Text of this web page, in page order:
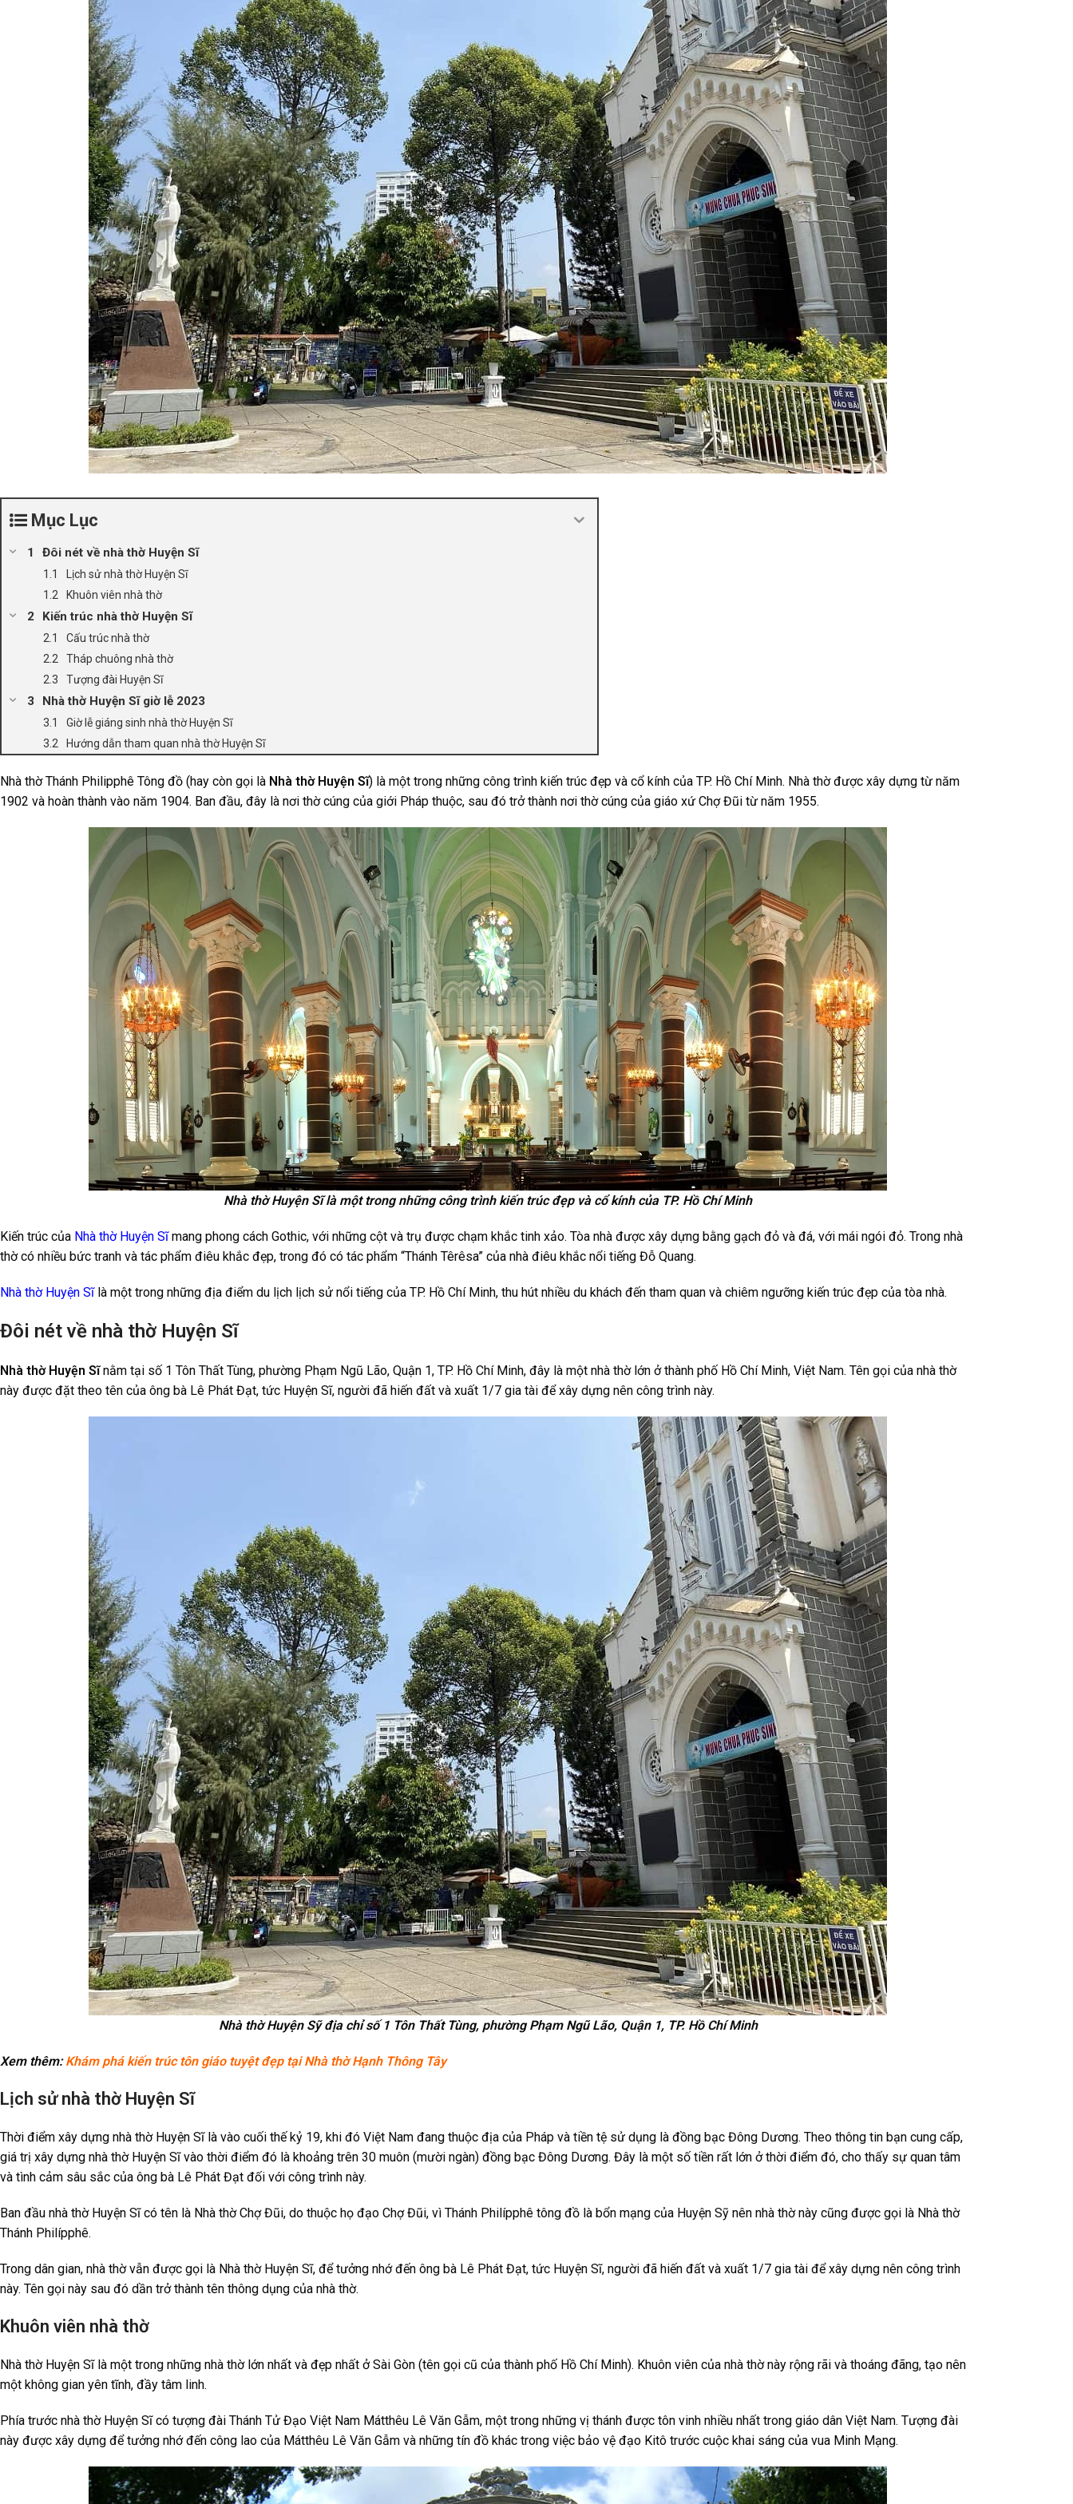
Mục Lục
Đôi nét về nhà thờ Huyện Sĩ
Lịch sử nhà thờ Huyện Sĩ
Khuôn viên nhà thờ
Kiến trúc nhà thờ Huyện Sĩ
Cấu trúc nhà thờ
Tháp chuông nhà thờ
Tượng đài Huyện Sĩ
Nhà thờ Huyện Sĩ giờ lễ 2023
Giờ lễ giáng sinh nhà thờ Huyện Sĩ
Hướng dẫn tham quan nhà thờ Huyện Sĩ
Nhà thờ Thánh Philipphê Tông đồ (hay còn gọi là Nhà thờ Huyện Sĩ) là một trong những công trình kiến trúc đẹp và cổ kính của TP. Hồ Chí Minh. Nhà thờ được xây dựng từ năm
1902 và hoàn thành vào năm 1904. Ban đầu, đây là nơi thờ cúng của giới Pháp thuộc, sau đó trở thành nơi thờ cúng của giáo xứ Chợ Đũi từ năm 1955.
Nhà thờ Huyện Sĩ là một trong những công trình kiến trúc đẹp và cổ kính của TP. Hồ Chí Minh
Kiến trúc của Nhà thờ Huyện Sĩmang phong cách Gothic, với những cột và trụ được chạm khắc tinh xảo. Tòa nhà được xây dựng bằng gạch đỏ và đá, với mái ngói đỏ. Trong nhà
thờ có nhiều bức tranh và tác phẩm điêu khắc đẹp, trong đó có tác phẩm “Thánh Têrêsa” của nhà điêu khắc nổi tiếng Đỗ Quang.
Nhà thờ Huyện Sĩlà một trong những địa điểm du lịch lịch sử nổi tiếng của TP. Hồ Chí Minh, thu hút nhiều du khách đến tham quan và chiêm ngưỡng kiến trúc đẹp của tòa nhà.
Đôi nét về nhà thờ Huyện Sĩ
Nhà thờ Huyện Sĩnằm tại số 1 Tôn Thất Tùng, phường Phạm Ngũ Lão, Quận 1, TP. Hồ Chí Minh, đây là một nhà thờ lớn ở thành phố Hồ Chí Minh, Việt Nam. Tên gọi của nhà thờ
này được đặt theo tên của ông bà Lê Phát Đạt, tức Huyện Sĩ, người đã hiến đất và xuất 1/7 gia tài để xây dựng nên công trình này.
Nhà thờ Huyện Sỹ địa chỉ số 1 Tôn Thất Tùng, phường Phạm Ngũ Lão, Quận 1, TP. Hồ Chí Minh
Xem thêm:Khám phá kiến trúc tôn giáo tuyệt đẹp tại Nhà thờ Hạnh Thông Tây
Lịch sử nhà thờ Huyện Sĩ
Thời điểm xây dựng nhà thờ Huyện Sĩ là vào cuối thế kỷ 19, khi đó Việt Nam đang thuộc địa của Pháp và tiền tệ sử dụng là đồng bạc Đông Dương. Theo thông tin bạn cung cấp,
giá trị xây dựng nhà thờ Huyện Sĩ vào thời điểm đó là khoảng trên 30 muôn (mười ngàn) đồng bạc Đông Dương. Đây là một số tiền rất lớn ở thời điểm đó, cho thấy sự quan tâm
và tình cảm sâu sắc của ông bà Lê Phát Đạt đối với công trình này.
Ban đầu nhà thờ Huyện Sĩ có tên là Nhà thờ Chợ Đũi, do thuộc họ đạo Chợ Đũi, vì Thánh Philípphê tông đồ là bổn mạng của Huyện Sỹ nên nhà thờ này cũng được gọi là Nhà thờ
Thánh Philípphê.
Trong dân gian, nhà thờ vẫn được gọi là Nhà thờ Huyện Sĩ, để tưởng nhớ đến ông bà Lê Phát Đạt, tức Huyện Sĩ, người đã hiến đất và xuất 1/7 gia tài để xây dựng nên công trình
này. Tên gọi này sau đó dần trở thành tên thông dụng của nhà thờ.
Khuôn viên nhà thờ
Nhà thờ Huyện Sĩ là một trong những nhà thờ lớn nhất và đẹp nhất ở Sài Gòn (tên gọi cũ của thành phố Hồ Chí Minh). Khuôn viên của nhà thờ này rộng rãi và thoáng đãng, tạo nên
một không gian yên tĩnh, đầy tâm linh.
Phía trước nhà thờ Huyện Sĩ có tượng đài Thánh Tử Đạo Việt Nam Mátthêu Lê Văn Gẫm, một trong những vị thánh được tôn vinh nhiều nhất trong giáo dân Việt Nam. Tượng đài
này được xây dựng để tưởng nhớ đến công lao của Mátthêu Lê Văn Gẫm và những tín đồ khác trong việc bảo vệ đạo Kitô trước cuộc khai sáng của vua Minh Mạng.